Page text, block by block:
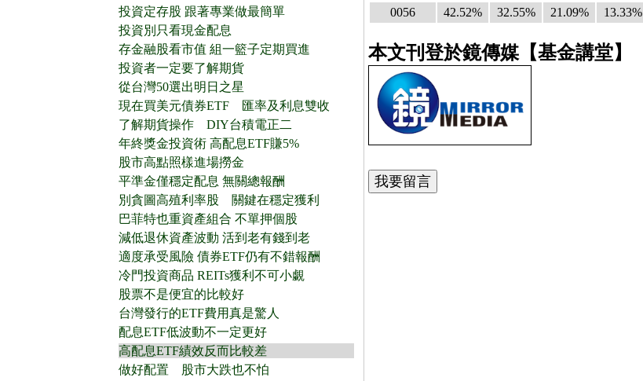
投資定存股 跟著專業做最簡單
投資別只看現金配息
存金融股看市值 組一籃子定期買進
投資者一定要了解期貨
從台灣50選出明日之星
現在買美元債券ETF 匯率及利息雙收
了解期貨操作 DIY台積電正二
年終獎金投資術 高配息ETF賺5%
股市高點照樣進場撈金
平準金僅穩定配息 無關總報酬
別貪圖高殖利率股 關鍵在穩定獲利
巴菲特也重資產組合 不單押個股
減低退休資產波動 活到老有錢到老
適度承受風險 債券ETF仍有不錯報酬
冷門投資商品 REITs獲利不可小覷
股票不是便宜的比較好
台灣發行的ETF費用真是驚人
配息ETF低波動不一定更好
高配息ETF績效反而比較差
做好配置 股市大跌也不怕
0056
42.52% 32.55% 21.09% 13.33%
本文刊登於鏡傳媒【基金講堂】